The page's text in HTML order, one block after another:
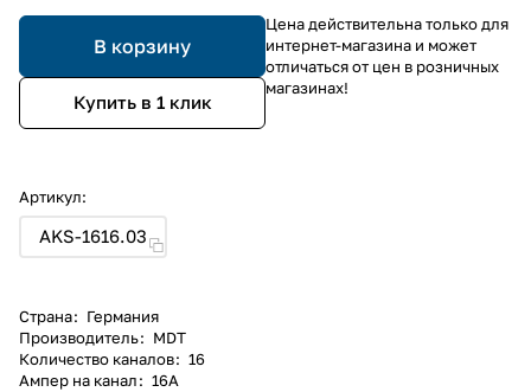
В корзину
Купить в 1 клик
Артикул:
AKS-1616.03
Страна: Германия
Производитель: MDT
Количество каналов: 16
Ампер на канал: 16А
Цена действительна только для
интернет-магазина и может
отличаться от цен в розничных
магазинах!